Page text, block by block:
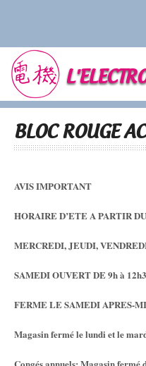
BLOC ROUGE
AVIS IMPORTANT
HORAIRE D’ETE A PARTIR
MERCREDI, JEUDI,
SAMEDI OUVERT DE 9h à
FERME LE SAMEDI APRES-
Magasin fermé le lundi et le